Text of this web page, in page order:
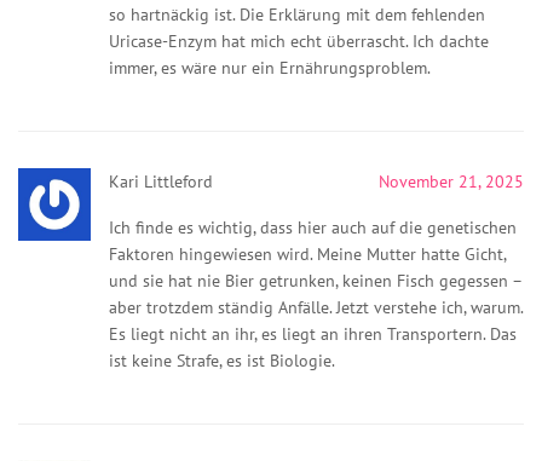
so hartnäckig ist. Die Erklärung mit dem fehlenden
Uricase-Enzym hat mich echt überrascht. Ich dachte
immer, es wäre nur ein Ernährungsproblem.
Kari Littleford November 21, 2025
Ich finde es wichtig, dass hier auch auf die genetischen
Faktoren hingewiesen wird. Meine Mutter hatte Gicht,
und sie hat nie Bier getrunken, keinen Fisch gegessen –
aber trotzdem ständig Anfälle. Jetzt verstehe ich, warum.
Es liegt nicht an ihr, es liegt an ihren Transportern. Das
ist keine Strafe, es ist Biologie.